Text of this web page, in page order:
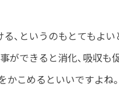
、というのもとてもよい
ができると消化、吸収
こめるといいですよね。